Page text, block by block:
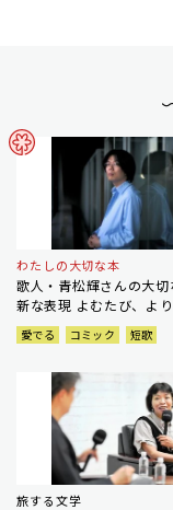
わたしの大切な本
歌人・青松輝さんの大
新な表現 よむたび、よ
愛でる コミック 短歌
旅する文学